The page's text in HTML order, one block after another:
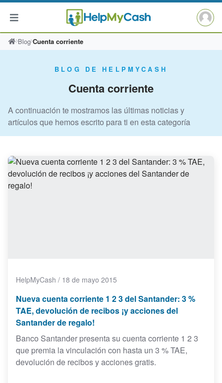
Saltar
al
Blog Cuenta corriente
BLOG DE HELPMYCASH
Cuenta corriente
A continuación te mostramos las últimas noticias y
artículos que hemos escrito para ti en esta categoría
HelpMyCash / 18 de mayo 2015
Nueva cuenta corriente 1 2 3 del Santander: 3 %
TAE, devolución de recibos ¡y acciones del
Santander de regalo!
Banco Santander presenta su cuenta corriente 1 2 3
que premia la vinculación con hasta un 3 % TAE,
devolución de recibos y acciones gratis.